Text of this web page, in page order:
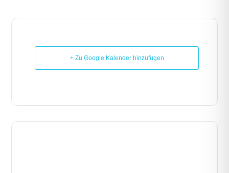
+ Zu Google Kalender hinzufügen